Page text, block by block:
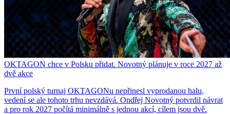
OKTAGON chce v Polsku přidat. Novotný plánuje v roce 2027 až
dvě akce
První polský turnaj OKTAGONu nepřinesl vyprodanou halu,
vedení se ale tohoto trhu nevzdává. Ondřej Novotný potvrdil návrat
a pro rok 2027 počítá minimálně s jednou akcí, cílem jsou dvě.